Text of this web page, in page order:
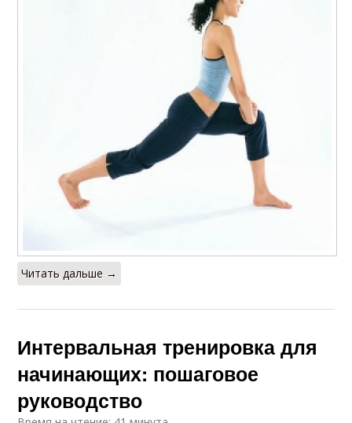
Читать дальше →
Интервальная тренировка для
начинающих: пошаговое
руководство